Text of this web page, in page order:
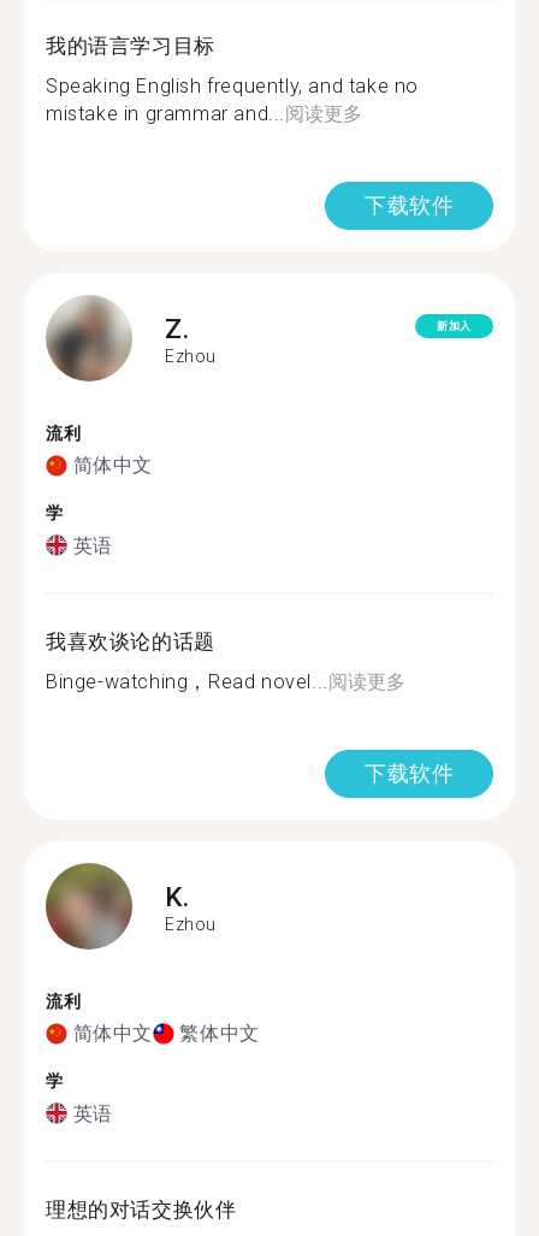
我的语言学习目标
Speaking English frequently, and take no
mistake in grammar and... 阅读更多
下载软件
Z.
Ezhou
新加入
流利
简体中文
学
英语
我喜欢谈论的话题
Binge-watching，Read novel... 阅读更多
下载软件
K.
Ezhou
流利
简体中文 繁体中文
学
英语
理想的对话交换伙伴